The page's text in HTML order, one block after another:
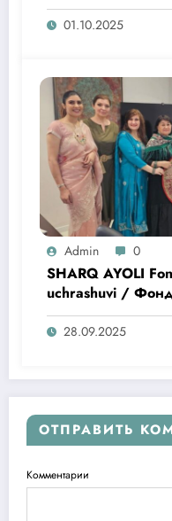
01.10.2025
Admin 0
SHARQ AYOLI
uchrashuvi /
вечер дружбы
28.09.2025
ОТПРАВИТЬ
Комментарии